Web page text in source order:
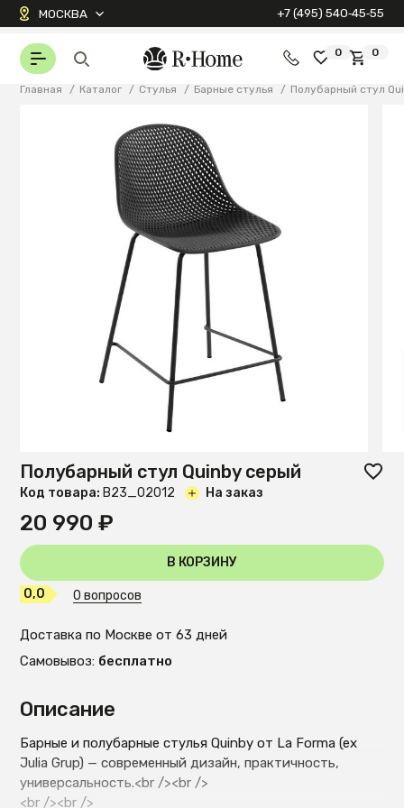
МОСКВА +7 (495) 540‑45‑55
0 0
Главная / Каталог / Стулья / Барные стулья / Полубарный стул
Описание
Барные и полубарные стулья Quinby от La Forma (ex
Julia Grup) — современный дизайн, практичность,
универсальность.<br /><br />
<br /><br />
Полубарный стул Quinby серый
Код товара: B23_02012 На заказ
20 990 ₽
В КОРЗИНУ
0,0 0 вопросов
Доставка по Москве от 63 дней
Самовывоз: бесплатно